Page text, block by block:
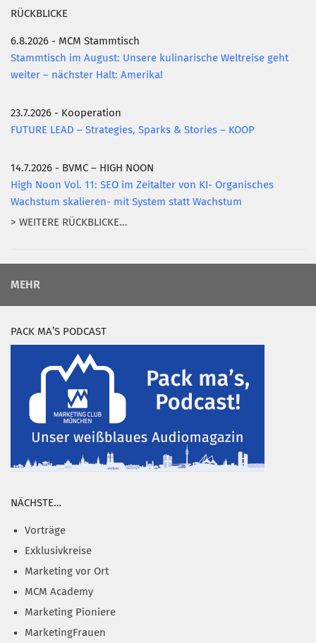
RÜCKBLICKE
6.8.2026 - MCM Stammtisch
Stammtisch im August: Unsere kulinarische Weltreise geht
weiter – nächster Halt: Amerika!
23.7.2026 - Kooperation
FUTURE LEAD – Strategies, Sparks & Stories – KOOP
14.7.2026 - BVMC – HIGH NOON
High Noon Vol. 11: SEO im Zeitalter von KI- Organisches
Wachstum skalieren- mit System statt Wachstum
> WEITERE RÜCKBLICKE...
MEHR
PACK MA’S PODCAST
NÄCHSTE…
Vorträge
Exklusivkreise
Marketing vor Ort
MCM Academy
Marketing Pioniere
MarketingFrauen